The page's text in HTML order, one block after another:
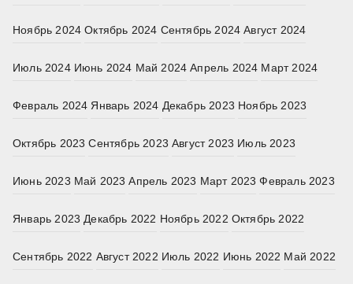
Ноябрь 2024 Октябрь 2024 Сентябрь 2024 Август 2024
Июль 2024 Июнь 2024 Май 2024 Апрель 2024 Март 2024
Февраль 2024 Январь 2024 Декабрь 2023 Ноябрь 2023
Октябрь 2023 Сентябрь 2023 Август 2023 Июль 2023
Июнь 2023 Май 2023 Апрель 2023 Март 2023 Февраль 2023
Январь 2023 Декабрь 2022 Ноябрь 2022 Октябрь 2022
Сентябрь 2022 Август 2022 Июль 2022 Июнь 2022 Май 2022